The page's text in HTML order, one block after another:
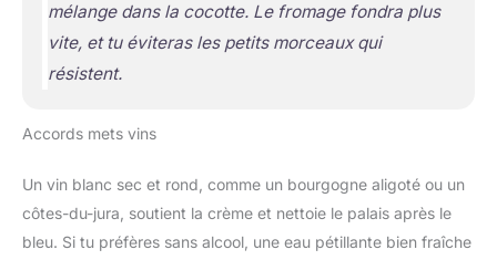
mélange dans la cocotte. Le fromage fondra plus
vite, et tu éviteras les petits morceaux qui
résistent.
Accords mets vins
Un vin blanc sec et rond, comme un bourgogne aligoté ou un
côtes-du-jura, soutient la crème et nettoie le palais après le
bleu. Si tu préfères sans alcool, une eau pétillante bien fraîche